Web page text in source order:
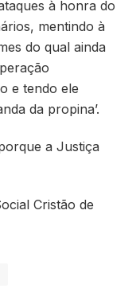
à honra do
mentindo à
do qual ainda
e tendo ele
da propina’.
a Justiça
Cristão de